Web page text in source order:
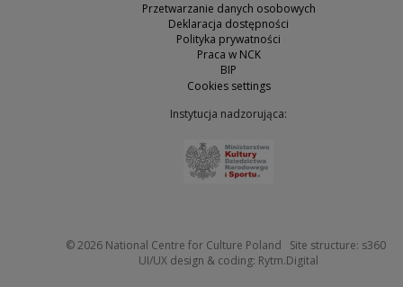
Przetwarzanie danych osobowych
Deklaracja dostępności
Polityka prywatności
Praca w NCK
BIP
Cookies settings
Instytucja nadzorująca:
© 2026 National Centre for Culture Poland Site structure: s360
UI/UX design & coding: Rytm.Digital